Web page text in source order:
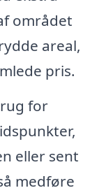
området
areal,
pris.
for
eller sent
medføre